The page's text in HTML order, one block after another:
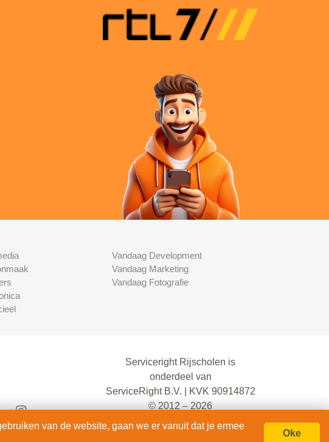
Vandaag Development
Vandaag Marketing
Vandaag Fotografie
Serviceright Rijscholen is
onderdeel van
ServiceRight B.V. | KVK 90914872
© 2012 – 2026
alle rechten voorbehouden.
van de website, gaan we er vanuit dat je ermee
Oke